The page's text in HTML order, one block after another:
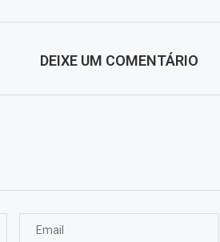
DEIXE UM COMENTÁRIO